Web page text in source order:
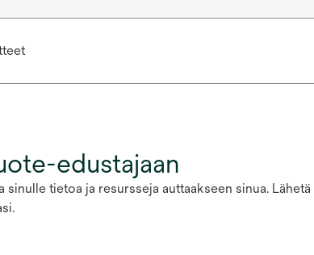
edustajaan
tietoa ja resursseja auttaakseen sinua.